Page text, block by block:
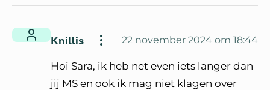
Knillis 22 november 2024 om 18:44
Hoi Sara, ik heb net even iets langer dan
jij MS en ook ik mag niet klagen over